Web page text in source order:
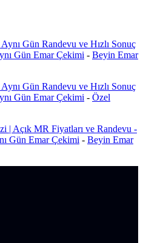
Gün Randevu ve Hızlı Sonuç
Gün Emar Çekimi - Beyin Emar
Gün Randevu ve Hızlı Sonuç
Gün Emar Çekimi - Özel
| Açık MR Fiyatları ve Randevu -
Gün Emar Çekimi - Beyin Emar